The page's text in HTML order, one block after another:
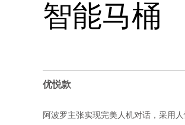
智能马桶
优悦款
阿波罗主张实现完美人机对话，采用